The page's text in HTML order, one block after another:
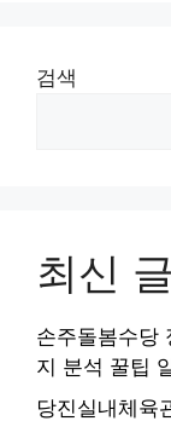
검색
최신 글
손주돌봄수당
지 분석 꿀팁
당진실내체육